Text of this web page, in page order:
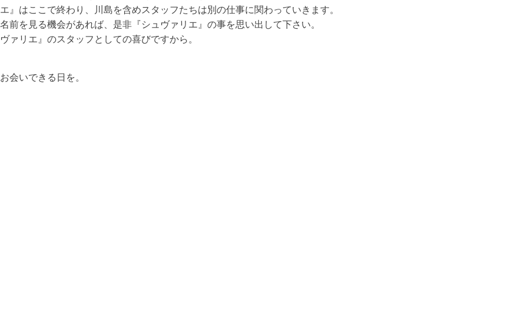
エ』はここで終わり、川島を含めスタッフたちは別の仕事に関わっていきます。
前を見る機会があれば、是非『シュヴァリエ』の事を思い出して下さい。
ァリエ』のスタッフとしての喜びですから。
会いできる日を。